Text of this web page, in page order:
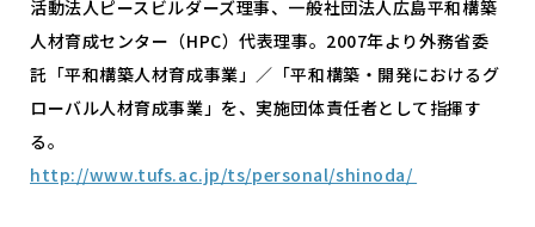
活動法人ピースビルダーズ理事、一般社団法人広島平和構築
人材育成センター（HPC）代表理事。2007年より外務省委
託「平和構築人材育成事業」／「平和構築・開発におけるグ
ローバル人材育成事業」を、実施団体責任者として指揮す
る。
http://www.tufs.ac.jp/ts/personal/shinoda/